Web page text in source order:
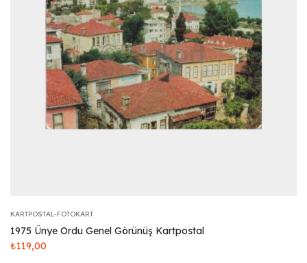
KARTPOSTAL-FOTOKART
1975 Ünye Ordu Genel Görünüş Kartpostal
₺119,00